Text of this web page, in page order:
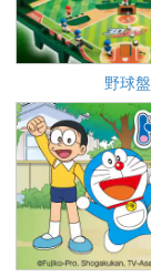
野球盤